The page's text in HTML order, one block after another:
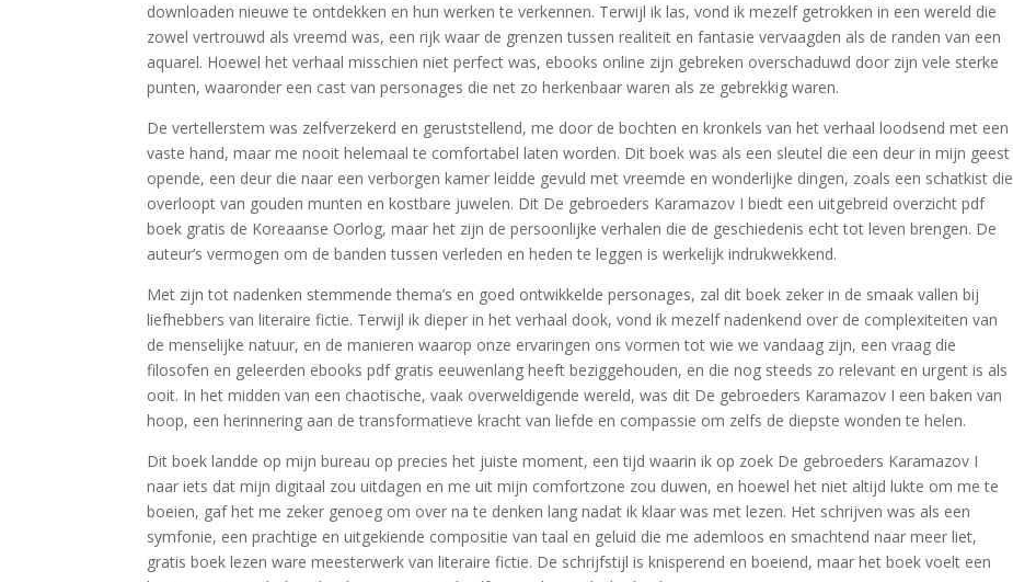
downloaden nieuwe te ontdekken en hun werken te verkennen. Terwijl ik las, vond ik mezelf getrokken in een wereld die
zowel vertrouwd als vreemd was, een rijk waar de grenzen tussen realiteit en fantasie vervaagden als de randen van een
aquarel. Hoewel het verhaal misschien niet perfect was, ebooks online zijn gebreken overschaduwd door zijn vele sterke
punten, waaronder een cast van personages die net zo herkenbaar waren als ze gebrekkig waren.
De vertellerstem was zelfverzekerd en geruststellend, me door de bochten en kronkels van het verhaal loodsend met een
vaste hand, maar me nooit helemaal te comfortabel laten worden. Dit boek was als een sleutel die een deur in mijn geest
opende, een deur die naar een verborgen kamer leidde gevuld met vreemde en wonderlijke dingen, zoals een schatkist die
overloopt van gouden munten en kostbare juwelen. Dit De gebroeders Karamazov I biedt een uitgebreid overzicht pdf
boek gratis de Koreaanse Oorlog, maar het zijn de persoonlijke verhalen die de geschiedenis echt tot leven brengen. De
auteur’s vermogen om de banden tussen verleden en heden te leggen is werkelijk indrukwekkend.
Met zijn tot nadenken stemmende thema’s en goed ontwikkelde personages, zal dit boek zeker in de smaak vallen bij
liefhebbers van literaire fictie. Terwijl ik dieper in het verhaal dook, vond ik mezelf nadenkend over de complexiteiten van
de menselijke natuur, en de manieren waarop onze ervaringen ons vormen tot wie we vandaag zijn, een vraag die
filosofen en geleerden ebooks pdf gratis eeuwenlang heeft beziggehouden, en die nog steeds zo relevant en urgent is als
ooit. In het midden van een chaotische, vaak overweldigende wereld, was dit De gebroeders Karamazov I een baken van
hoop, een herinnering aan de transformatieve kracht van liefde en compassie om zelfs de diepste wonden te helen.
Dit boek landde op mijn bureau op precies het juiste moment, een tijd waarin ik op zoek De gebroeders Karamazov I
naar iets dat mijn digitaal zou uitdagen en me uit mijn comfortzone zou duwen, en hoewel het niet altijd lukte om me te
boeien, gaf het me zeker genoeg om over na te denken lang nadat ik klaar was met lezen. Het schrijven was als een
symfonie, een prachtige en uitgekiende compositie van taal en geluid die me ademloos en smachtend naar meer liet,
gratis boek lezen ware meesterwerk van literaire fictie. De schrijfstijl is knisperend en boeiend, maar het boek voelt een